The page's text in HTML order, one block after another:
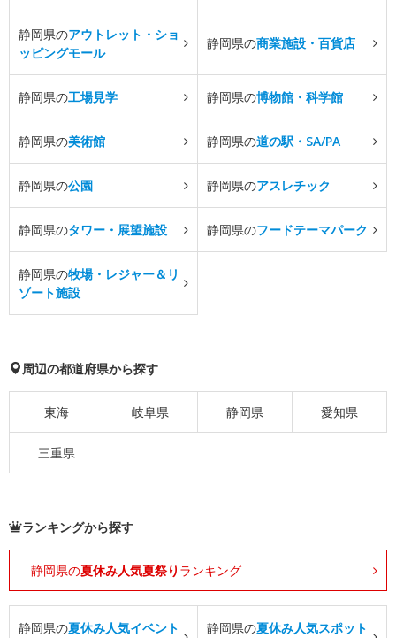
静岡県のアウトレット・ショ
ッピングモール
静岡県の商業施設・百貨店
静岡県の工場見学 静岡県の博物館・科学館
静岡県の美術館 静岡県の道の駅・SA/PA
静岡県の公園 静岡県のアスレチック
静岡県のタワー・展望施設 静岡県のフードテーマパーク
静岡県の牧場・レジャー＆リ
ゾート施設
周辺の都道府県から探す
東海 岐阜県 静岡県 愛知県
三重県
ランキングから探す
静岡県の夏休み人気夏祭り ランキング
静岡県の夏休み人気イベント 静岡県の夏休み人気スポット